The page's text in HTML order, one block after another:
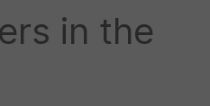
in the